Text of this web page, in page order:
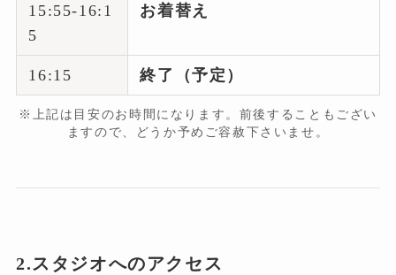
15:55-16:1
5
お着替え
16:15 終了（予定）
※上記は目安のお時間になります。前後することもござい
ますので、どうか予めご容赦下さいませ。
2.スタジオへのアクセス